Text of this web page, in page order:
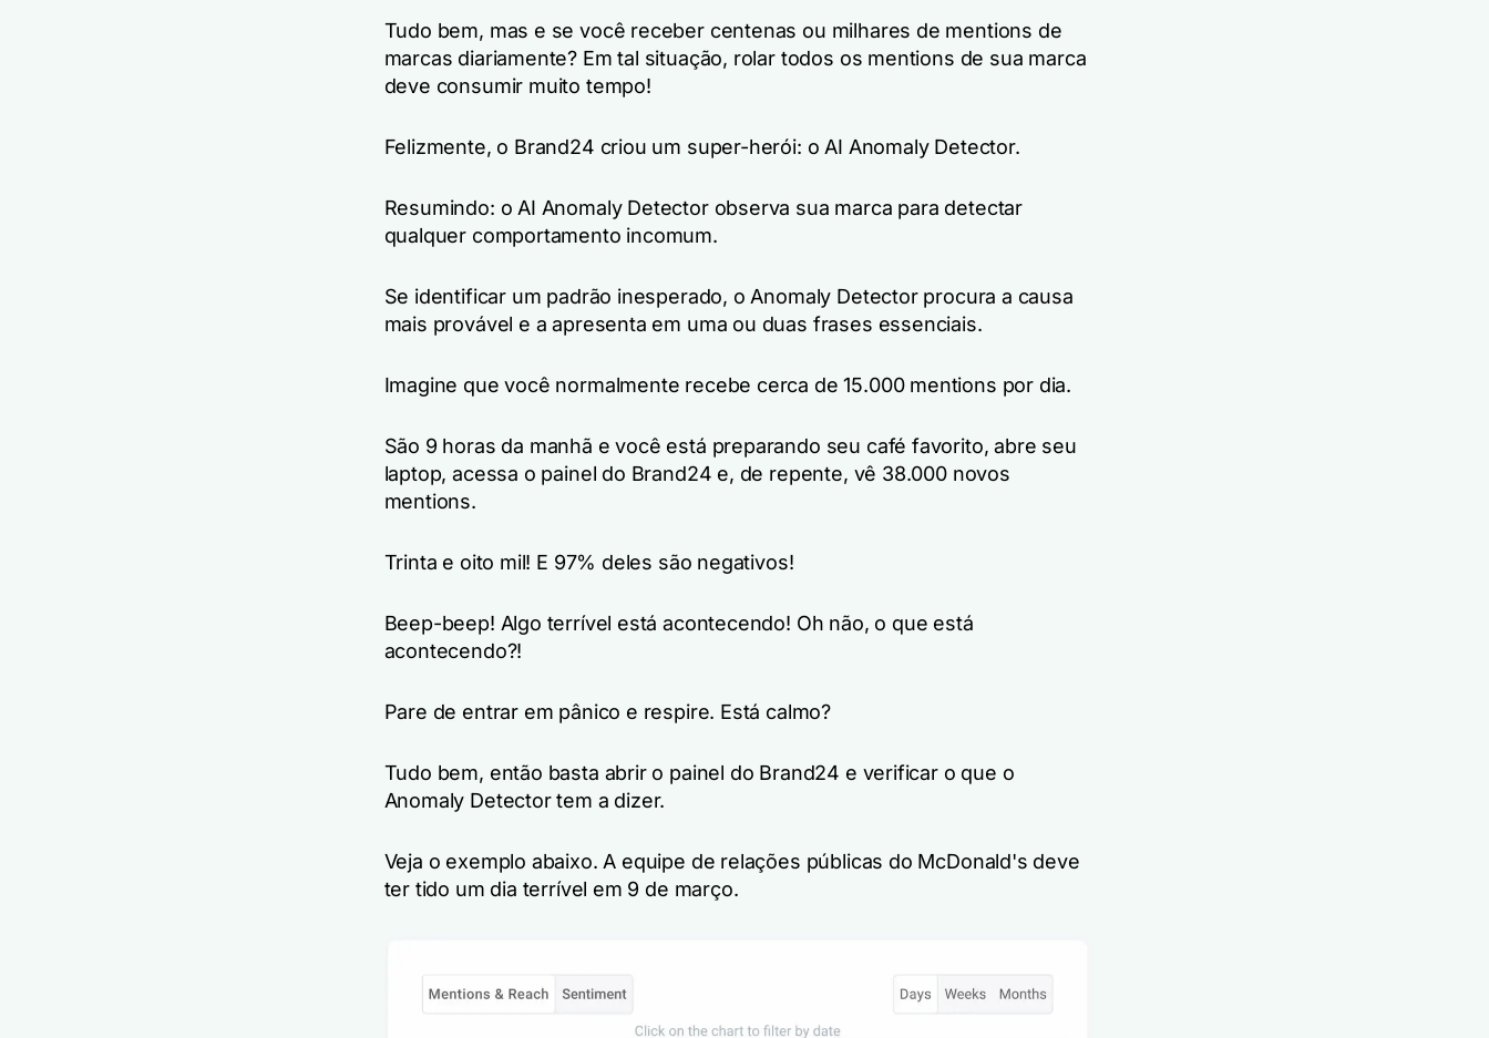
Tudo bem, mas e se você receber centenas ou milhares de mentions de
marcas diariamente? Em tal situação, rolar todos os mentions de sua marca
deve consumir muito tempo!
Felizmente, o Brand24 criou um super-herói: o AI Anomaly Detector.
Resumindo: o AI Anomaly Detector observa sua marca para detectar
qualquer comportamento incomum.
Se identificar um padrão inesperado, o Anomaly Detector procura a causa
mais provável e a apresenta em uma ou duas frases essenciais.
Imagine que você normalmente recebe cerca de 15.000 mentions por dia.
São 9 horas da manhã e você está preparando seu café favorito, abre seu
laptop, acessa o painel do Brand24 e, de repente, vê 38.000 novos
mentions.
Trinta e oito mil! E 97% deles são negativos!
Beep-beep! Algo terrível está acontecendo! Oh não, o que está
acontecendo?!
Pare de entrar em pânico e respire. Está calmo?
Tudo bem, então basta abrir o painel do Brand24 e verificar o que o
Anomaly Detector tem a dizer.
Veja o exemplo abaixo. A equipe de relações públicas do McDonald's deve
ter tido um dia terrível em 9 de março.